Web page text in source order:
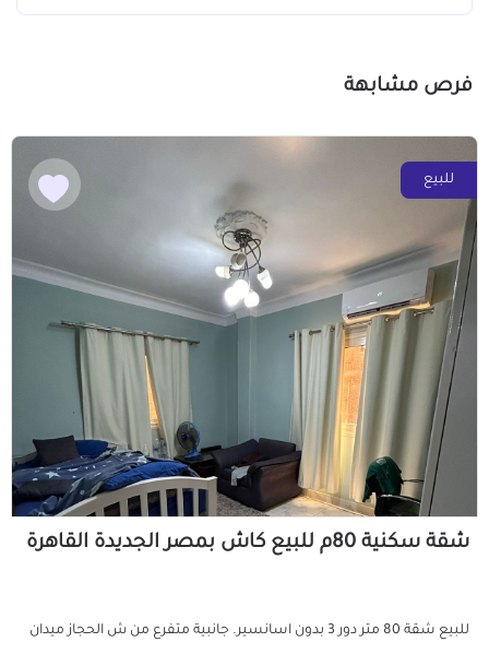
فرص مشابهة
للبيع
شقة سكنية 80م للبيع كاش بمصر الجديدة القاهرة
للبيع شقة 80 متر دور 3 بدون اسانسير. جانبية متفرع من ش الحجاز ميدان